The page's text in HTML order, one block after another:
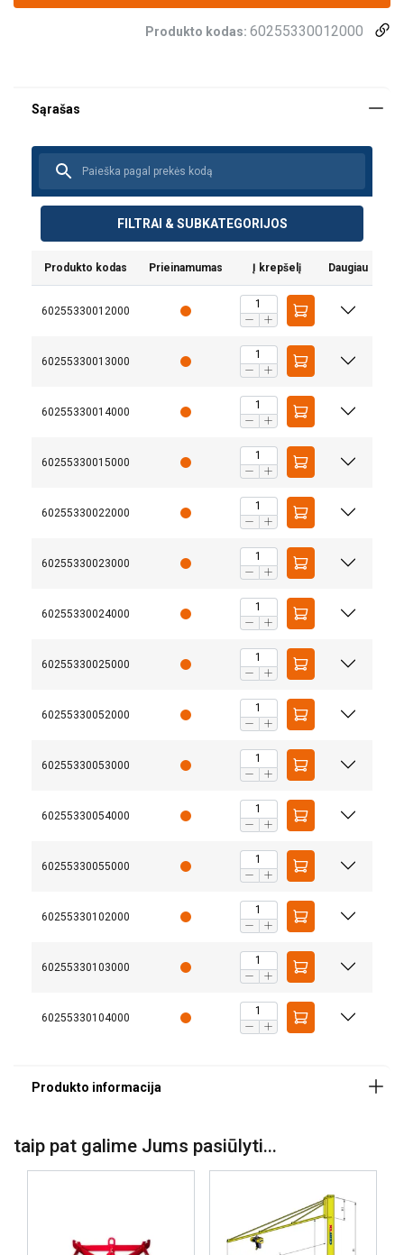
Produkto kodas: 60255330012000
FILTRAI & SUBKATEGORIJOS
Produkto kodas Prieinamumas Į krepšelį Daugiau
60255330012000
60255330013000
60255330014000
60255330015000
60255330022000
60255330023000
60255330024000
60255330025000
60255330052000
60255330053000
60255330054000
60255330055000
60255330102000
60255330103000
60255330104000
Žymėjimas:
taip pat galime Jums pasiūlyti...ENGLISH TRANSLATION
Ši svetainė naudoja slapukus
suasmeninti turinį, skelbimus ir analizuoti
srautą. Taip pat dalijamės informacija apie
reklamos ir analizės partneriais, kurie gali
ją sujungti su kita informacija, kurią jiems